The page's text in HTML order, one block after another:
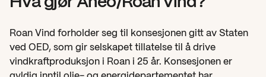
Roan Vind forholder seg til konsesjonen gitt av Staten
ved OED, som gir selskapet tillatelse til å drive
vindkraftproduksjon i Roan i 25 år. Konsesjonen er